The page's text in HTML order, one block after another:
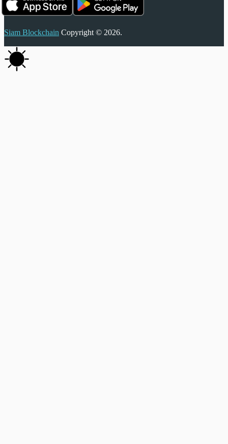
Siam Blockchain Copyright © 2026.